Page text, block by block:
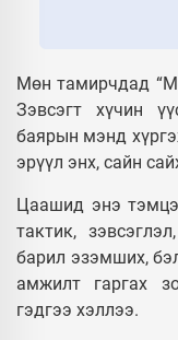
Мөн тамирчдад
Зэвсэгт хүчин
баярын мэнд
эрүүл энх, сайн
Цаашид энэ
тактик,
барил эзэмших,
амжилт гаргах
гэдгээ хэллээ.